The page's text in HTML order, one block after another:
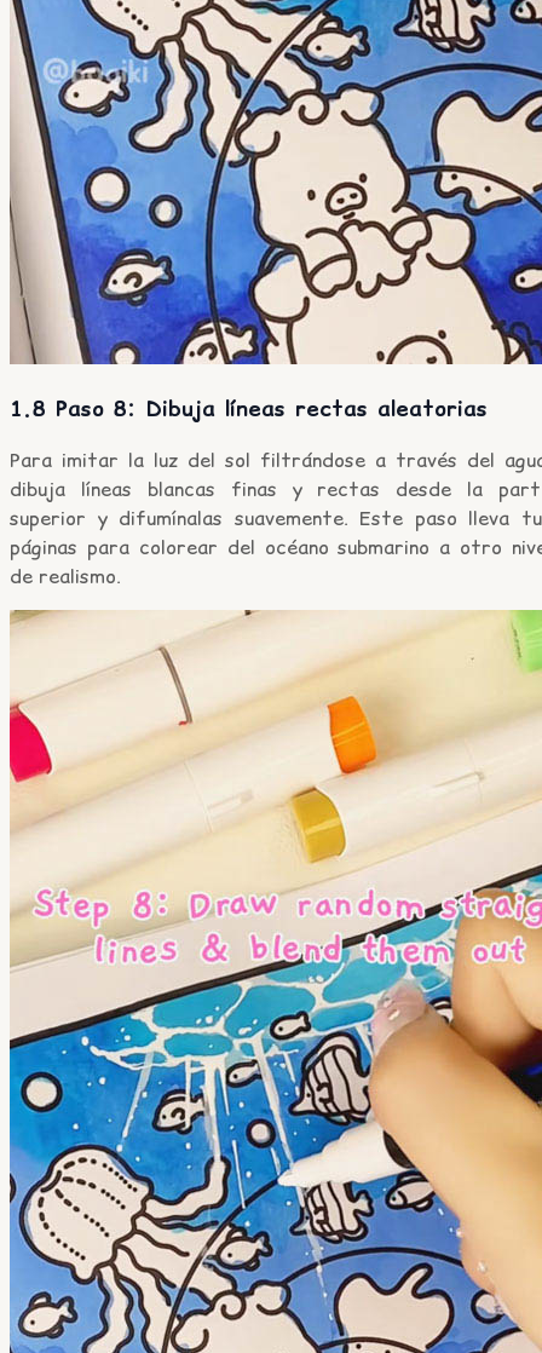
1.8 Paso 8: Dibuja líneas rectas aleatorias
Para imitar la luz del sol filtrándose a través del
dibuja líneas blancas finas y rectas desde la
superior y difumínalas suavemente. Este paso lleva
páginas para colorear del océano submarino a otro
de realismo.